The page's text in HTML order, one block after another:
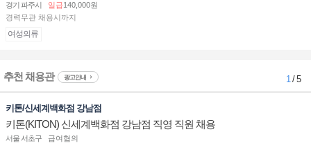
경기 파주시 일급140,000원
경력무관 채용시까지
여성의류
추천 채용관 광고안내 1/ 5
키톤/신세계백화점 강남점
키톤(KITON) 신세계백화점 강남점 직영 직원 채용
서울 서초구
급여협의